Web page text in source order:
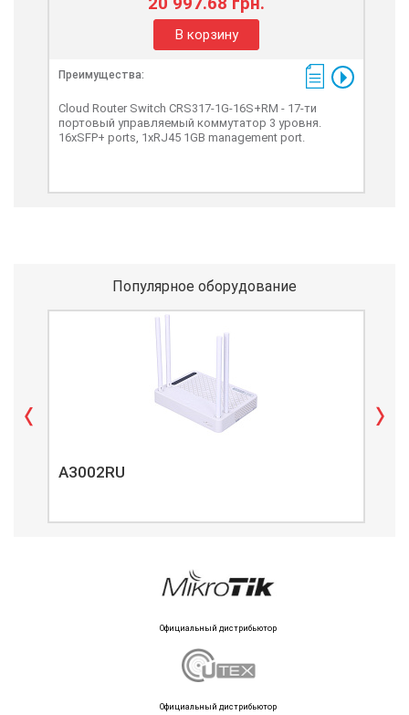
В корзину
Преимущества:
Cloud Router Switch CRS317-1G-16S+RM - 17-ти
портовый управляемый коммутатор 3 уровня.
16xSFP+ ports, 1xRJ45 1GB management port.
Популярное оборудование
A3002RU
Официальный дистрибьютор
Официальный дистрибьютор